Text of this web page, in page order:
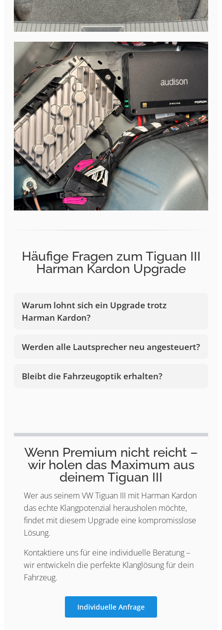
Häufige Fragen zum Tiguan III
Harman Kardon Upgrade
Warum lohnt sich ein Upgrade trotz
Harman Kardon?
Werden alle Lautsprecher neu angesteuert?
Bleibt die Fahrzeugoptik erhalten?
Wenn Premium nicht reicht –
wir holen das Maximum aus
deinem Tiguan III
Wer aus seinem VW Tiguan III mit Harman Kardon
das echte Klangpotenzial herausholen möchte,
findet mit diesem Upgrade eine kompromisslose
Lösung.
Kontaktiere uns für eine individuelle Beratung –
wir entwickeln die perfekte Klanglösung für dein
Fahrzeug.
Individuelle Anfrage